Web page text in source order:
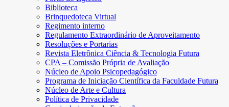
Biblioteca
Brinquedoteca Virtual
Regimento interno
Regulamento Extraordinário de Aproveitamento
Resoluções e Portarias
Revista Eletrônica Ciência & Tecnologia Futura
CPA – Comissão Própria de Avaliação
Núcleo de Apoio Psicopedagógico
Programa de Iniciação Científica da Faculdade Futura
Núcleo de Arte e Cultura
Política de Privacidade